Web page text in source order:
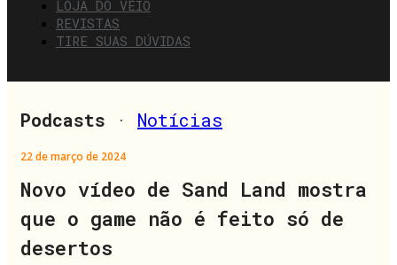
LOJA DO VÉIO
REVISTAS
TIRE SUAS DÚVIDAS
Podcasts · Notícias
22 de março de 2024
Novo vídeo de Sand Land mostra
que o game não é feito só de
desertos